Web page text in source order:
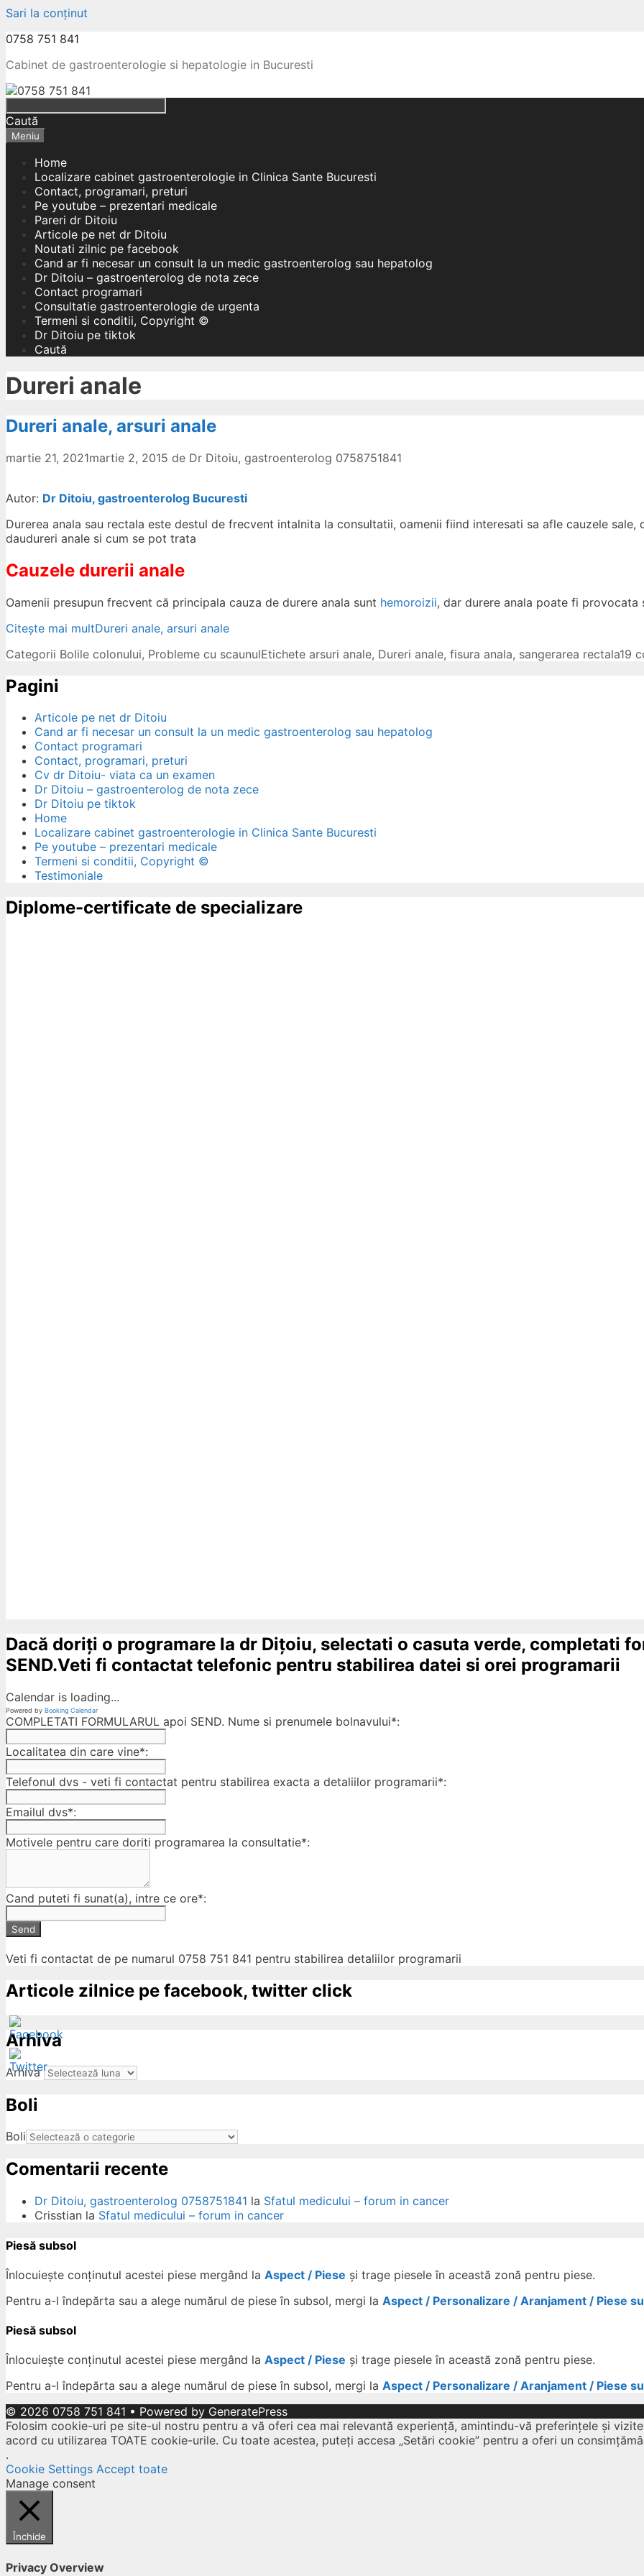
Sari la conținut
0758 751 841
Cabinet de gastroenterologie si hepatologie in Bucuresti
Caută
Meniu
Home
Localizare cabinet gastroenterologie in Clinica Sante Bucuresti
Contact, programari, preturi
Pe youtube – prezentari medicale
Pareri dr Ditoiu
Articole pe net dr Ditoiu
Noutati zilnic pe facebook
Cand ar fi necesar un consult la un medic gastroenterolog sau hepatolog
Dr Ditoiu – gastroenterolog de nota zece
Contact programari
Consultatie gastroenterologie de urgenta
Termeni si conditii, Copyright ©
Dr Ditoiu pe tiktok
Caută
Dureri anale
Dureri anale, arsuri anale
martie 21, 2021martie 2, 2015 de Dr Ditoiu, gastroenterolog 0758751841
Autor: Dr Ditoiu, gastroenterolog Bucuresti
Durerea anala sau rectala este destul de frecvent intalnita la consultatii, oamenii fiind interesati sa afle cauzele sale,
daudureri anale si cum se pot trata
Cauzele durerii anale
Oamenii presupun frecvent că principala cauza de durere anala sunt hemoroizii, dar durere anala poate fi provocata
Citește mai multDureri anale, arsuri anale
Categorii Bolile colonului, Probleme cu scaunulEtichete arsuri anale, Dureri anale, fisura anala, sangerarea rectala19
Pagini
Articole pe net dr Ditoiu
Cand ar fi necesar un consult la un medic gastroenterolog sau hepatolog
Contact programari
Contact, programari, preturi
Cv dr Ditoiu- viata ca un examen
Dr Ditoiu – gastroenterolog de nota zece
Dr Ditoiu pe tiktok
Home
Localizare cabinet gastroenterologie in Clinica Sante Bucuresti
Pe youtube – prezentari medicale
Termeni si conditii, Copyright ©
Testimoniale
Diplome-certificate de specializare
Dacă doriți o programare la dr Dițoiu, selectati o casuta verde, completati
SEND.Veti fi contactat telefonic pentru stabilirea datei si orei programarii
Calendar is loading...
Powered by Booking Calendar
COMPLETATI FORMULARUL apoi SEND. Nume si prenumele bolnavului*:
Localitatea din care vine*:
Telefonul dvs - veti fi contactat pentru stabilirea exacta a detaliilor programarii*:
Emailul dvs*:
Motivele pentru care doriti programarea la consultatie*:
Cand puteti fi sunat(a), intre ce ore*:
Send
Veti fi contactat de pe numarul 0758 751 841 pentru stabilirea detaliilor programarii
Articole zilnice pe facebook, twitter click
Arhiva
Arhiva
Boli
Boli
Comentarii recente
Dr Ditoiu, gastroenterolog 0758751841 la Sfatul medicului – forum in cancer
Crisstian la Sfatul medicului – forum in cancer
Piesă subsol
Înlocuiește conținutul acestei piese mergând la Aspect / Piese și trage piesele în această zonă pentru piese.
Pentru a-l îndepărta sau a alege numărul de piese în subsol, mergi la Aspect / Personalizare / Aranjament / Piese
Piesă subsol
Înlocuiește conținutul acestei piese mergând la Aspect / Piese și trage piesele în această zonă pentru piese.
Pentru a-l îndepărta sau a alege numărul de piese în subsol, mergi la Aspect / Personalizare / Aranjament / Piese
© 2026 0758 751 841 • Powered by GeneratePress
Folosim cookie-uri pe site-ul nostru pentru a vă oferi cea mai relevantă experiență, amintindu-vă preferințele și
acord cu utilizarea TOATE cookie-urile. Cu toate acestea, puteți accesa „Setări cookie” pentru a oferi un
.
Cookie Settings Accept toate
Manage consent
Închide
Privacy Overview